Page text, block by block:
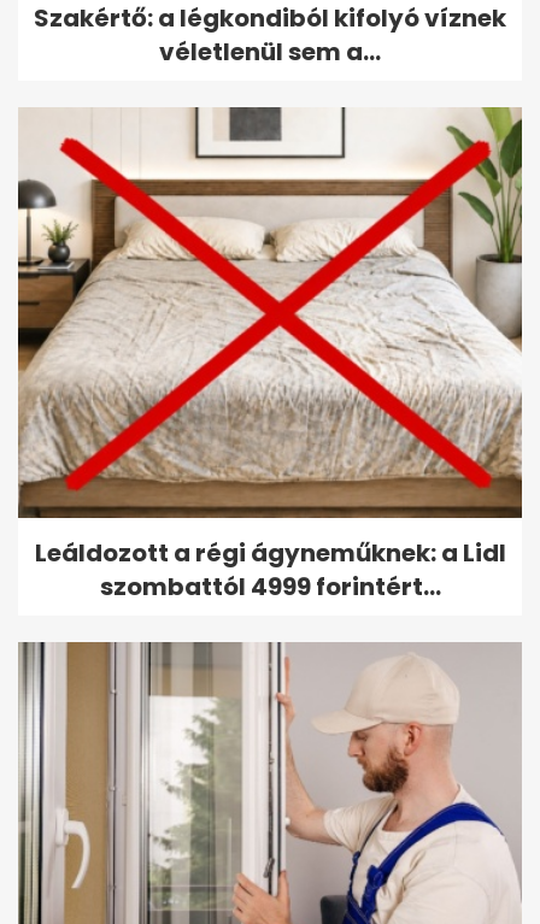
Szakértő: a légkondiból kifolyó víznek
véletlenül sem a...
Leáldozott a régi ágyneműknek: a Lidl
szombattól 4999 forintért...